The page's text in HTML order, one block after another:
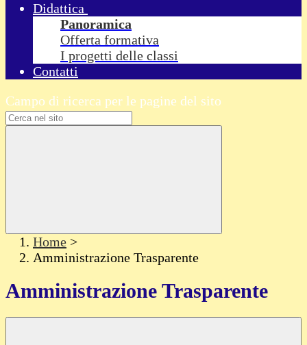
Didattica
Panoramica
Offerta formativa
I progetti delle classi
Contatti
Campo di ricerca per le pagine del sito
Home >
Amministrazione Trasparente
Amministrazione Trasparente